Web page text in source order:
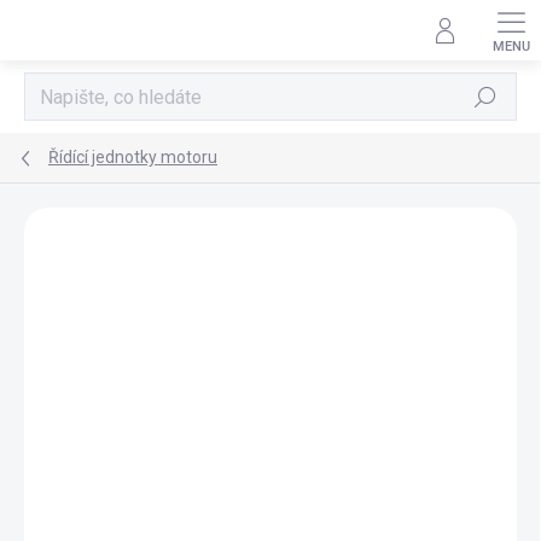
Hledat
Řídící jednotky motoru